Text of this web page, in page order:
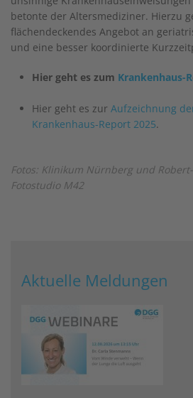
betonte der Altersmediziner. Hierzu
flächendeckendes Angebot an
und eine besser koordinierte
Hier geht es zum Krankenhaus-
Hier geht es zur Aufzeichnung
Krankenhaus-Report 2025.
Fotos: Klinikum Nürnberg und
Fotostudio M42
Aktuelle Meldungen